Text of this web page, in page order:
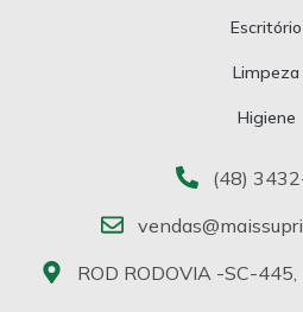
Escritório
Limpeza
Higiene
(48)
ROD RODOVIA -SC-